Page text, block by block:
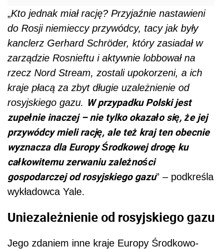
„Kto jednak miał rację? Przyjaźnie nastawieni
do Rosji niemieccy przywódcy, tacy jak były
kanclerz Gerhard Schröder, który zasiadał w
zarządzie Rosnieftu i aktywnie lobbował na
rzecz Nord Stream, zostali upokorzeni, a ich
kraje płacą za zbyt długie uzależnienie od
rosyjskiego gazu. W przypadku Polski jest
zupełnie inaczej – nie tylko okazało się, że jej
przywódcy mieli rację, ale też kraj ten obecnie
wyznacza dla Europy Środkowej drogę ku
całkowitemu zerwaniu zależności
gospodarczej od rosyjskiego gazu” – podkreśla
wykładowca Yale.
Uniezależnienie od rosyjskiego gazu
Jego zdaniem inne kraje Europy Środkowo-